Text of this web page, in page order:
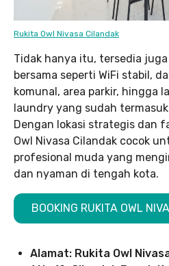
Rukita Owl Nivasa Cilandak
Tidak hanya itu, tersedia
bersama seperti WiFi stabil,
komunal, area parkir, hingga
laundry yang sudah
Dengan lokasi strategis dan
Owl Nivasa Cilandak cocok
profesional muda yang
dan nyaman di tengah kota.
BOOKING RUKITA OWL
Alamat: Rukita Owl